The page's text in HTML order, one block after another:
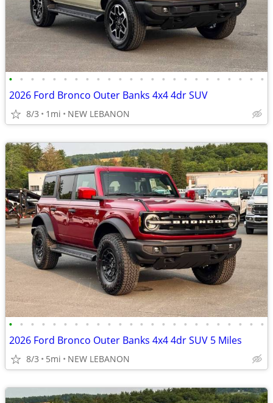
• • • • • • • • • • • • • • • • • • • • • • • •
2026 Ford Bronco Outer Banks 4x4 4dr SUV
8/3 1mi NEW LEBANON
• • • • • • • • • • • • • • • • • • • • • • • •
2026 Ford Bronco Outer Banks 4x4 4dr SUV 5 Miles
8/3 5mi NEW LEBANON